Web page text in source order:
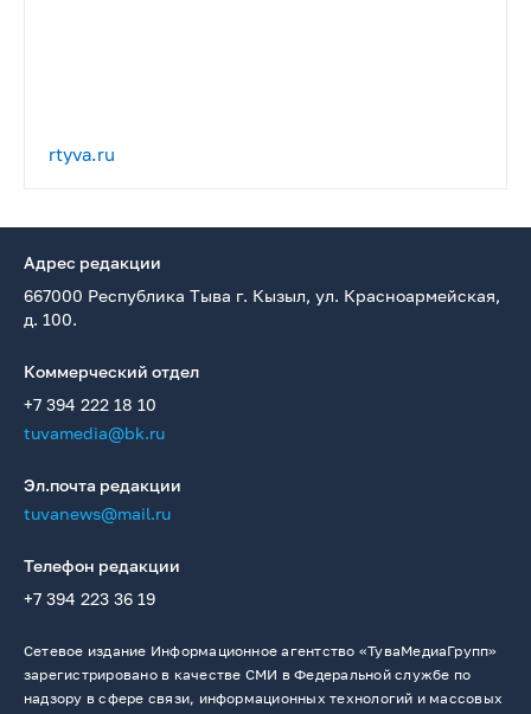
rtyva.ru
Адрес редакции
667000 Республика Тыва г. Кызыл, ул. Красноармейская,
д. 100.
Коммерческий отдел
+7 394 222 18 10
tuvamedia@bk.ru
Эл.почта редакции
tuvanews@mail.ru
Телефон редакции
+7 394 223 36 19
Сетевое издание Информационное агентство «ТуваМедиаГрупп»
зарегистрировано в качестве СМИ в Федеральной службе по
надзору в сфере связи, информационных технологий и массовых